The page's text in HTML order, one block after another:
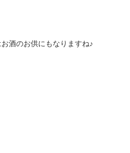
酒のお供にもなりますね♪